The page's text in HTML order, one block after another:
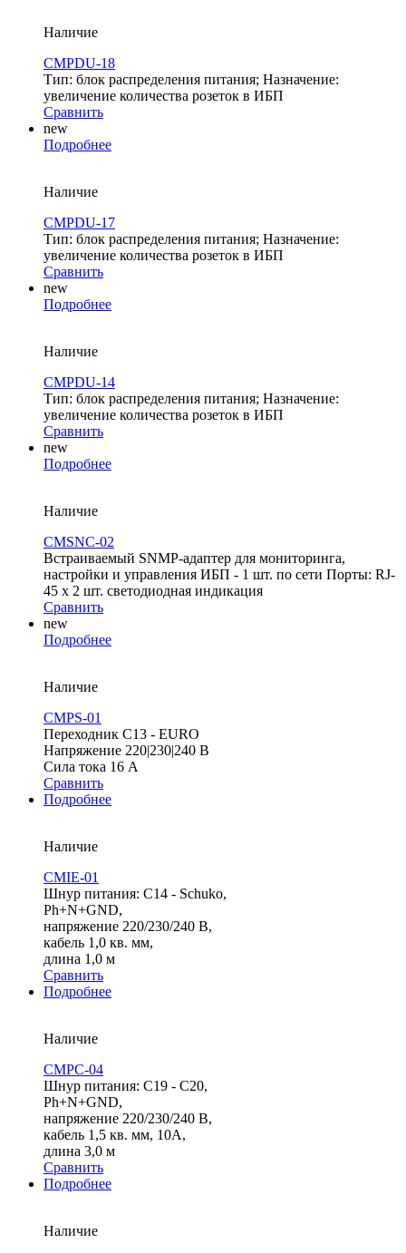
Наличие
CMPDU-18
Тип: блок распределения питания; Назначение:
увеличение количества розеток в ИБП
Сравнить
new
Подробнее
Наличие
CMPDU-17
Тип: блок распределения питания; Назначение:
увеличение количества розеток в ИБП
Сравнить
new
Подробнее
Наличие
CMPDU-14
Тип: блок распределения питания; Назначение:
увеличение количества розеток в ИБП
Сравнить
new
Подробнее
Наличие
CMSNC-02
Встраиваемый SNMP-адаптер для мониторинга,
настройки и управления ИБП - 1 шт. по сети Порты: RJ-
45 х 2 шт. светодиодная индикация
Сравнить
new
Подробнее
Наличие
CMPS-01
Переходник С13 - EURO
Напряжение 220|230|240 В
Сила тока 16 A
Сравнить
Подробнее
Наличие
CMIE-01
Шнур питания: С14 - Schuko,
Ph+N+GND,
напряжение 220/230/240 В,
кабель 1,0 кв. мм,
длина 1,0 м
Сравнить
Подробнее
Наличие
СMPC-04
Шнур питания: С19 - C20,
Ph+N+GND,
напряжение 220/230/240 В,
кабель 1,5 кв. мм, 10А,
длина 3,0 м
Сравнить
Подробнее
Наличие